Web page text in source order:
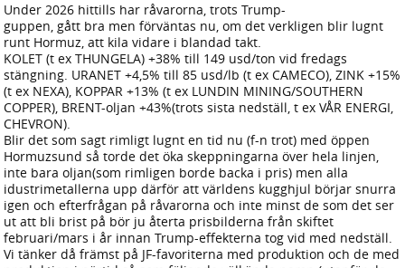
Under 2026 hittills har råvarorna, trots Trump-
guppen, gått bra men förväntas nu, om det verkligen blir lugnt
runt Hormuz, att kila vidare i blandad takt.
KOLET (t ex THUNGELA) +38% till 149 usd/ton vid fredags
stängning. URANET +4,5% till 85 usd/lb (t ex CAMECO), ZINK +15%
(t ex NEXA), KOPPAR +13% (t ex LUNDIN MINING/SOUTHERN
COPPER), BRENT-oljan +43%(trots sista nedställ, t ex VÅR ENERGI,
CHEVRON).
Blir det som sagt rimligt lugnt en tid nu (f-n trot) med öppen
Hormuzsund så torde det öka skeppningarna över hela linjen,
inte bara oljan(som rimligen borde backa i pris) men alla
idustrimetallerna upp därför att världens kugghjul börjar snurra
igen och efterfrågan på råvarorna och inte minst de som det ser
ut att bli brist på bör ju återta prisbilderna från skiftet
februari/mars i år innan Trump-effekterna tog vid med nedställ.
Vi tänker då främst på JF-favoriterna med produktion och de med